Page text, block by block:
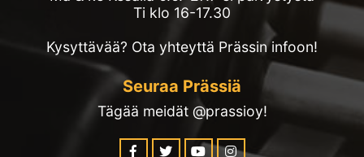
Ti klo 16-17.30
Kysyttävää? Ota yhteyttä Prässin infoon!
Seuraa Prässiä
Tägää meidät @prassioy!